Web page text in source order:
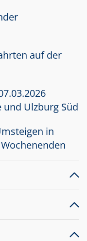
auf der
Ulzburg Süd
in
am
Bahnstraße in